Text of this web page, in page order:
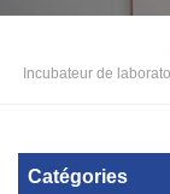
Incubateur de
Catégories